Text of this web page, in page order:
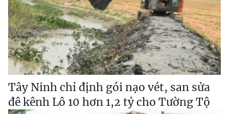
Tây Ninh chỉ định gói nạo vét, san sửa
đê kênh Lô 10 hơn 1,2 tỷ cho Tường Tộ